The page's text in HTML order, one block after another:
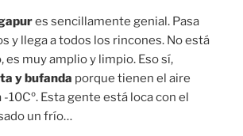
es sencillamente genial. Pasa
y llega a todos los rincones. No está
es muy amplio y limpio. Eso sí,
y bufanda porque tienen el aire
10Cº. Esta gente está loca con el
un frío…